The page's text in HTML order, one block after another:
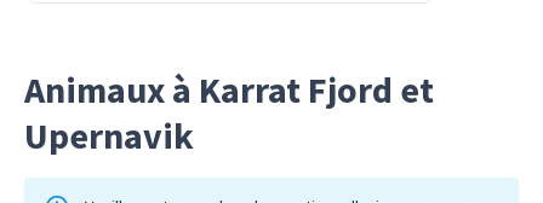
de l’amiral Robert Peary a érigé un
monument en l’honneur de ses
explorations sur le cap.
Animaux à Karrat Fjord et
Upernavik